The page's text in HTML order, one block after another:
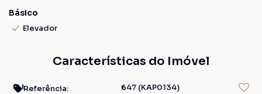
Básico
Elevador
Características do Imóvel
Referência: 647 (KAP0134)